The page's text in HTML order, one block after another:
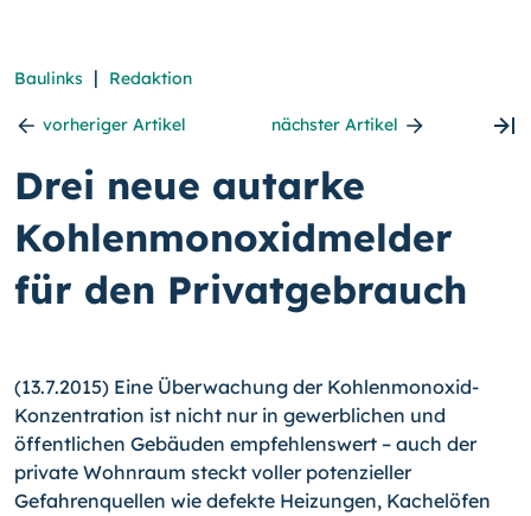
Baulinks | Redaktion
vorheriger Artikel nächster Artikel
Drei neue autarke
Kohlenmonoxidmelder
für den Privatgebrauch
(13.7.2015) Eine Überwachung der Kohlenmonoxid-
Konzentration ist nicht nur in ge­werblichen und
öffentlichen Gebäuden empfehlenswert – auch der
private Wohnraum steckt voller potenzieller
Gefahrenquellen wie defekte Heizungen, Kachelöfen